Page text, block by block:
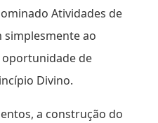
Atividades de
simplesmente ao
de
Divino.
a construção do